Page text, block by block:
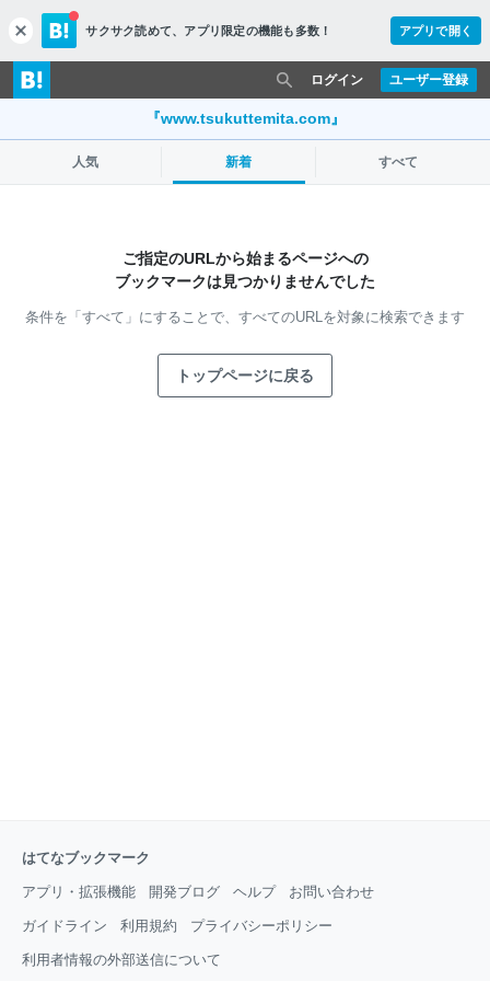
c
l
o
s
サクサク読めて、 アプリ限定の機能も多数！ アプリで開く
ユーザー登録
ログイン
『www.tsukuttemita.com』
人気 新着 すべて
ご指定のURLから始まるページへの
ブックマークは見つかりませんでした
条件を「すべて」にすることで、 すべてのURLを対象に検索できます
トップページに戻る
はてなブックマーク
アプリ・拡張機能 開発ブログ ヘルプ お問い合わせ
ガイドライン 利用規約 プライバシーポリシー
利用者情報の外部送信について